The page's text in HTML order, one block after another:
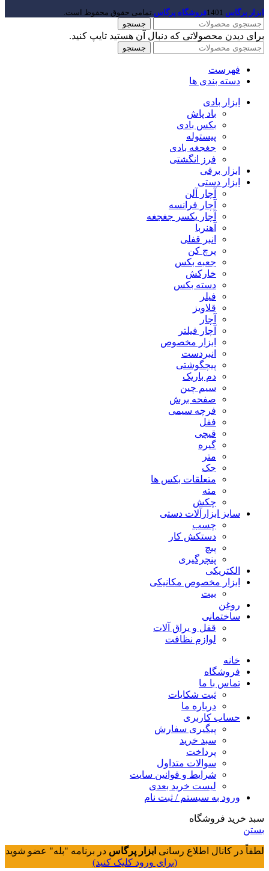
ابزار پرگاس 1401فروشگاه پرگاس.تمامی حقوق محفوظ است.
جستجو
برای دیدن محصولاتی که دنبال آن هستید تایپ کنید.
جستجو
فهرست
دسته بندی ها
ابزار بادی
باد پاش
بکس بادی
پیستوله
جغجغه بادی
فرز انگشتی
ابزار برقی
ابزار دستی
آچار آلن
آچار فرانسه
آچار یکسر جغجغه
آهنربا
انبر قفلی
پرچ کن
جعبه بکس
خارکش
دسته بکس
فیلر
قلاویز
آچار
آچار فیلتر
ابزار مخصوص
انبردست
پیچگوشتی
دم باریک
سیم چین
صفحه برش
فرچه سیمی
ففل
قیچی
گیره
متر
جک
متعلقات بکس ها
مته
چکش
سایز ابزارآلات دستی
چسب
دستکش کار
پیچ
پنچرگیری
الکتریکی
ابزار مخصوص مکانیکی
بیت
روغن
ساختمانی
قفل و یراق آلات
لوازم نظافت
خانه
فروشگاه
تماس با ما
ثبت شکایات
درباره ما
حساب کاربری
پیگیری سفارش
سبد خرید
پرداخت
سوالات متداول
شرایط و قوانین سایت
لیست خرید بعدی
ورود به سیستم / ثبت نام
سبد خرید فروشگاه
بستن
لطفاً در کانال اطلاع رسانی ابزار پرگاس در برنامه "بله" عضو شوید
(برای ورود کلیک کنید)